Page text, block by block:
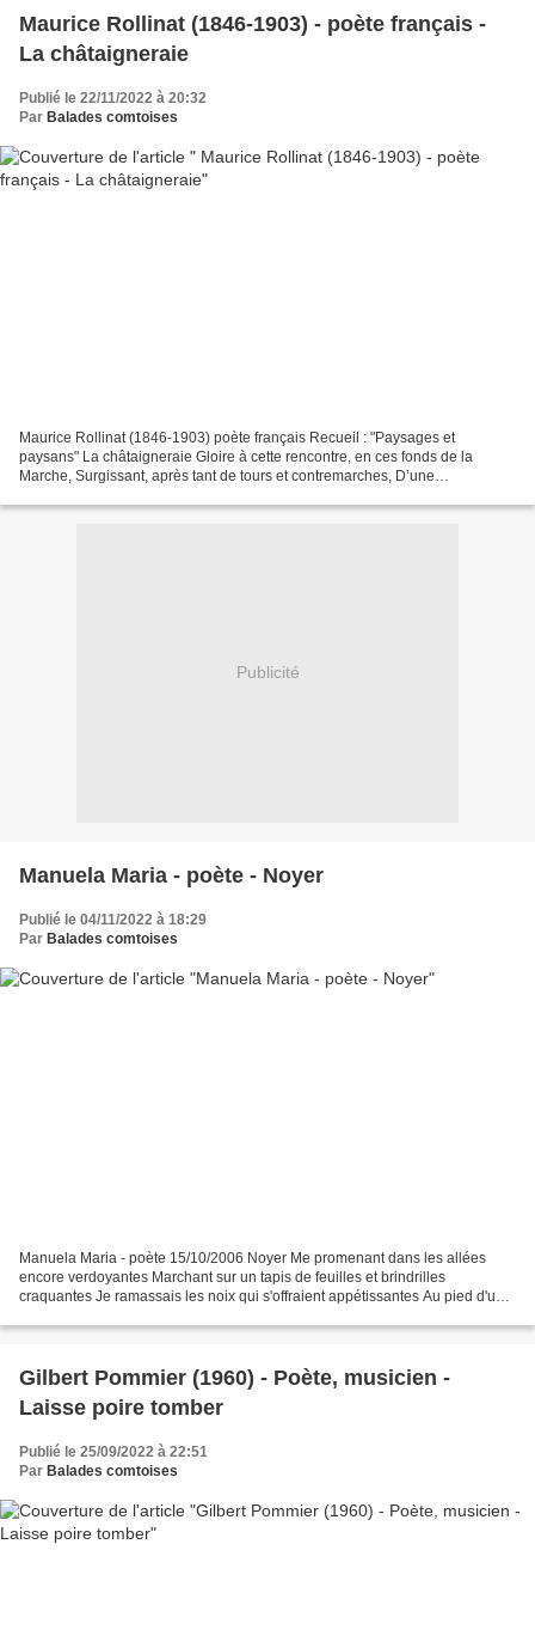
Maurice Rollinat (1846-1903) - poète français -
La châtaigneraie
Publié le 22/11/2022 à 20:32
Par Balades comtoises
Maurice Rollinat (1846-1903) poète français Recueil : "Paysages et
paysans" La châtaigneraie Gloire à cette rencontre, en ces fonds de la
Marche, Surgissant, après tant de tours et contremarches, D’une
Publicité
Manuela Maria - poète - Noyer
Publié le 04/11/2022 à 18:29
Par Balades comtoises
Manuela Maria - poète 15/10/2006 Noyer Me promenant dans les allées
encore verdoyantes Marchant sur un tapis de feuilles et brindrilles
craquantes Je ramassais les noix qui s'offraient appétissantes Au pied d'un
Gilbert Pommier (1960) - Poète, musicien -
Laisse poire tomber
Publié le 25/09/2022 à 22:51
Par Balades comtoises